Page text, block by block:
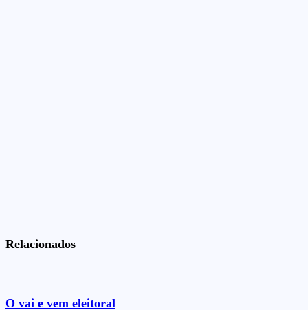
Relacionados
O vai e vem eleitoral